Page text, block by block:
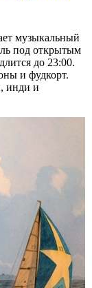
музыкальный
под открытым
до 23:00.
и фудкорт.
инди и